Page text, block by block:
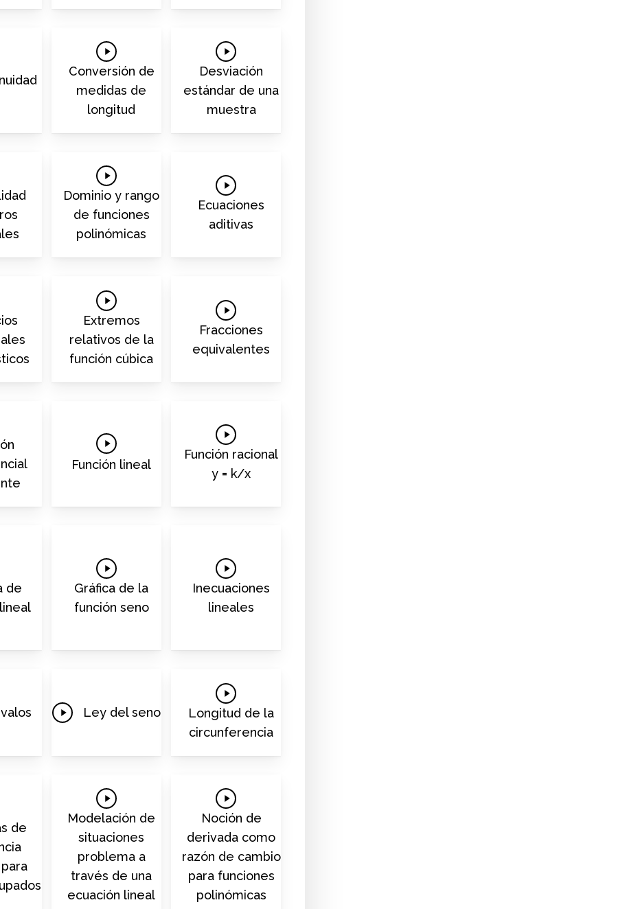
Play
Video
Conversión de
medidas de
longitud
Play
Video
Desviación
estándar de una
muestra
Play
Video
Dominio y rango
de funciones
polinómicas
Play
Video
Ecuaciones
aditivas
Play
Video
Extremos
relativos de la
función cúbica
Play
Video
Fracciones
equivalentes
Play
Video
Función lineal
Play
Video
Función racional
y = k/x
de
Play
Video
Gráfica de la
función seno
Play
Video
Inecuaciones
lineales
Play
Ley del seno
Play
Video
Longitud de la
circunferencia
de
Play
Video
Modelación de
situaciones
problema a
través de una
ecuación lineal
Play
Video
Noción de
derivada como
razón de cambio
para funciones
polinómicas